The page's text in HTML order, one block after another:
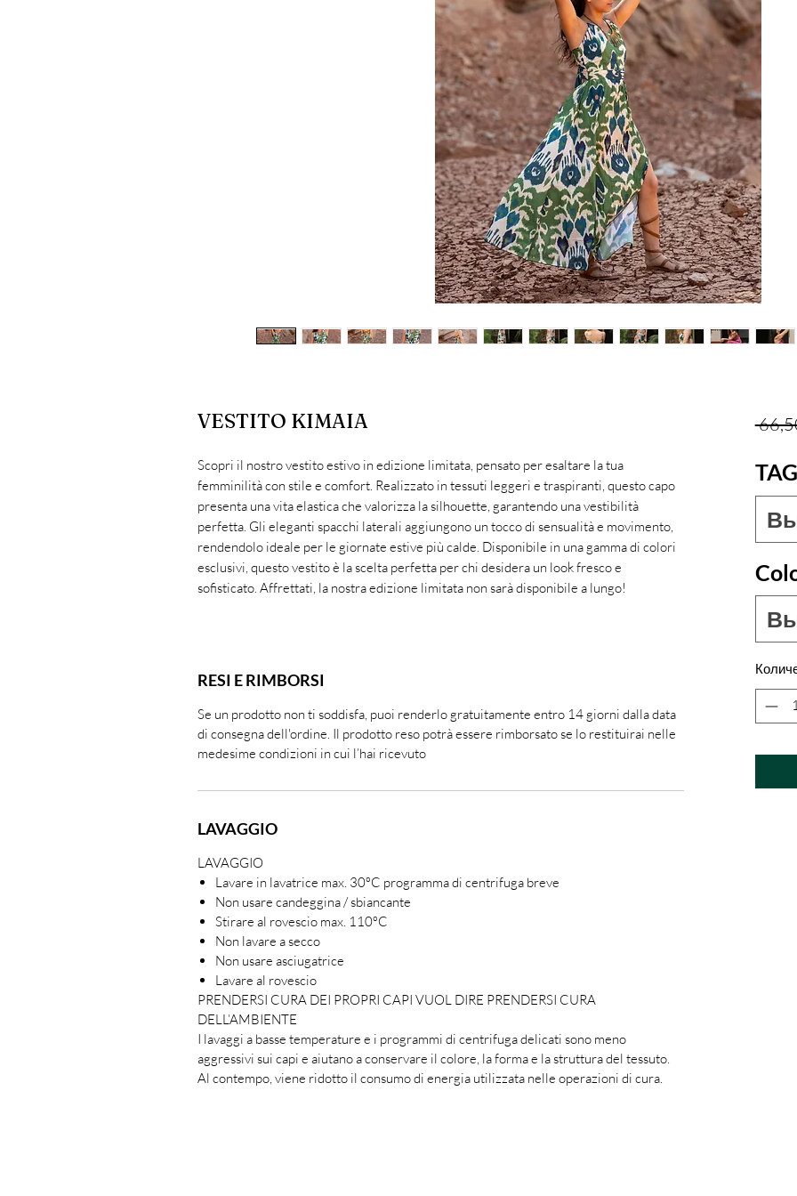
VESTITO KIMAIA
Scopri il nostro vestito estivo in edizione limitata, pensato per esaltare la tua
femminilità con stile e comfort. Realizzato in tessuti leggeri e traspiranti, questo capo
presenta una vita elastica che valorizza la silhouette, garantendo una vestibilità
perfetta. Gli eleganti spacchi laterali aggiungono un tocco di sensualità e movimento,
rendendolo ideale per le giornate estive più calde. Disponibile in una gamma di colori
esclusivi, questo vestito è la scelta perfetta per chi desidera un look fresco e
sofisticato. Affrettati, la nostra edizione limitata non sarà disponibile a lungo!
RESI E RIMBORSI
Se un prodotto non ti soddisfa, puoi renderlo gratuitamente entro 14 giorni dalla data
di consegna dell'ordine. Il prodotto reso potrà essere rimborsato se lo restituirai nelle
medesime condizioni in cui l’hai ricevuto
LAVAGGIO
LAVAGGIO
Lavare in lavatrice max. 30ºC programma di centrifuga breve
Non usare candeggina / sbiancante
Stirare al rovescio max. 110ºC
Non lavare a secco
Non usare asciugatrice
Lavare al rovescio
PRENDERSI CURA DEI PROPRI CAPI VUOL DIRE PRENDERSI CURA
DELL’AMBIENTE
I lavaggi a basse temperature e i programmi di centrifuga delicati sono meno
aggressivi sui capi e aiutano a conservare il colore, la forma e la struttura del tessuto.
Al contempo, viene ridotto il consumo di energia utilizzata nelle operazioni di cura.